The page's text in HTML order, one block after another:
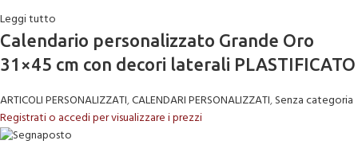
Leggi tutto
Calendario personalizzato Grande Oro
31×45 cm con decori laterali PLASTIFICATO
ARTICOLI PERSONALIZZATI,CALENDARI PERSONALIZZATI,Senza categoria
Registrati o accedi per visualizzare i prezzi